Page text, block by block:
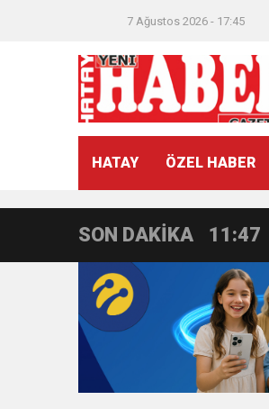
7 Ağustos 2026 - 17:45
HATAY ÖZEL HABER
SON DAKİKA
21:40
11:47
18:55
11:57
21:40